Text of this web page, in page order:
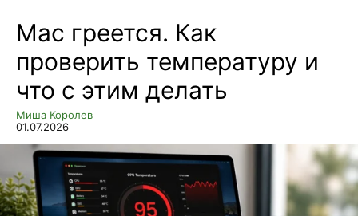
Mac греется. Как
проверить температуру и
что с этим делать
Миша Королев
01.07.2026